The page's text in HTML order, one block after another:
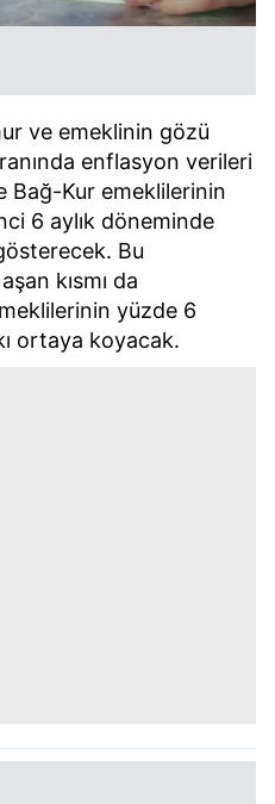
ve emeklinin gözü
enflasyon verileri
Bağ-Kur emeklilerinin
6 aylık döneminde
Bu
kısmı da
yüzde 6
ortaya koyacak.